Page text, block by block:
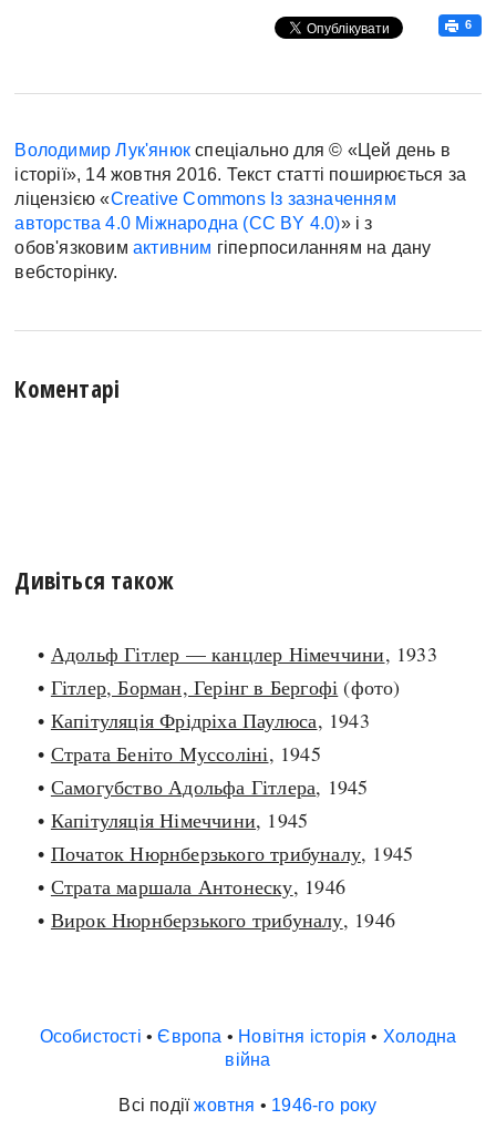
6
Володимир Лук'янюк спеціально для © «Цей день в
історії», 14 жовтня 2016. Текст статті поширюється за
ліцензією «Creative Commons Із зазначенням
авторства 4.0 Міжнародна (CC BY 4.0)» і з
обов'язковимактивним гіперпосиланням на дану
вебсторінку.
Коментарі
Дивіться також
• Адольф Гітлер — канцлер Німеччини, 1933
• Гітлер, Борман, Герінг в Бергофі (фото)
• Капітуляція Фрідріха Паулюса, 1943
• Страта Беніто Муссоліні, 1945
• Самогубство Адольфа Гітлера, 1945
• Капітуляція Німеччини, 1945
• Початок Нюрнберзького трибуналу, 1945
• Страта маршала Антонеску, 1946
• Вирок Нюрнберзького трибуналу, 1946
Особистості •Європа • Новітня історія • Холодна
війна
Всі подіїжовтня • 1946-го року